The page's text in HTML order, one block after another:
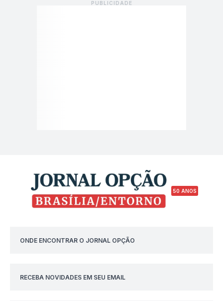
50 ANOS
ONDE ENCONTRAR O JORNAL OPÇÃO
RECEBA NOVIDADES EM SEU EMAIL